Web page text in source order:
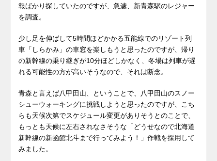
報ばかり探していたのですが、急遽、新青森駅のレジャー
を調査。
少し足を伸ばして5時間ほどかかる五能線でのリゾート列
車「しらかみ」の車窓を楽しもうと思ったのですが、帰り
の新幹線の乗り継ぎが10分ほどしかなく、冬場は列車が遅
れる可能性の方が高いそうなので、それは断念。
青森と言えば八甲田山、ということで、八甲田山のスノー
シューウォーキングに挑戦しようと思ったのですが、こち
らも天候次第でスケジュール変更がありそうとのことで、
もっとも天候に左右されなさそうな「どうせなので北海道
新幹線の新函館北斗まで行ってみよう！」作戦を採用して
みました。